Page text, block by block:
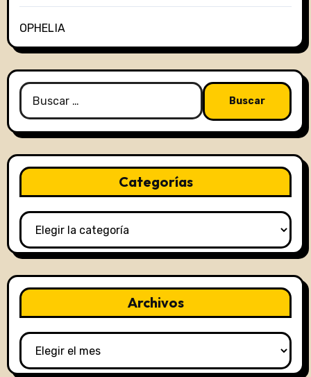
OPHELIA
Buscar:
Categorías
Categorías
Archivos
Archivos